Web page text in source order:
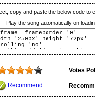
copy and paste the below code to
Play the song automatically on
Votes
Recommend